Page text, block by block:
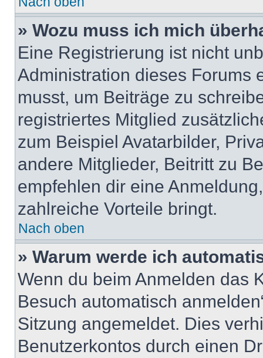
» Wozu muss ich mich
Eine Registrierung ist nicht
Administration dieses Forums
musst, um Beiträge zu
registriertes Mitglied
zum Beispiel Avatarbilder,
andere Mitglieder, Beitritt zu
empfehlen dir eine
zahlreiche Vorteile bringt.
Nach oben
» Warum werde ich
Wenn du beim Anmelden das
Besuch automatisch
Sitzung angemeldet. Dies
Benutzerkontos durch einen